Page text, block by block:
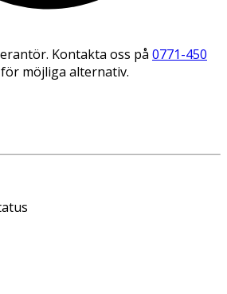
Kontakta oss på 0771-450
möjliga alternativ.